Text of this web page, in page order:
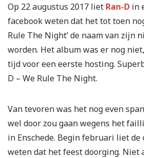
Op 22 augustus 2017 liet Ran-D in
facebook weten dat het tot toen
Rule The Night’ de naam van zijn
worden. Het album was er nog
tijd voor een eerste hosting.
D – We Rule The Night.
Van tevoren was het nog even
wel door zou gaan wegens het
in Enschede. Begin februari liet
weten dat het feest doorging. Niet